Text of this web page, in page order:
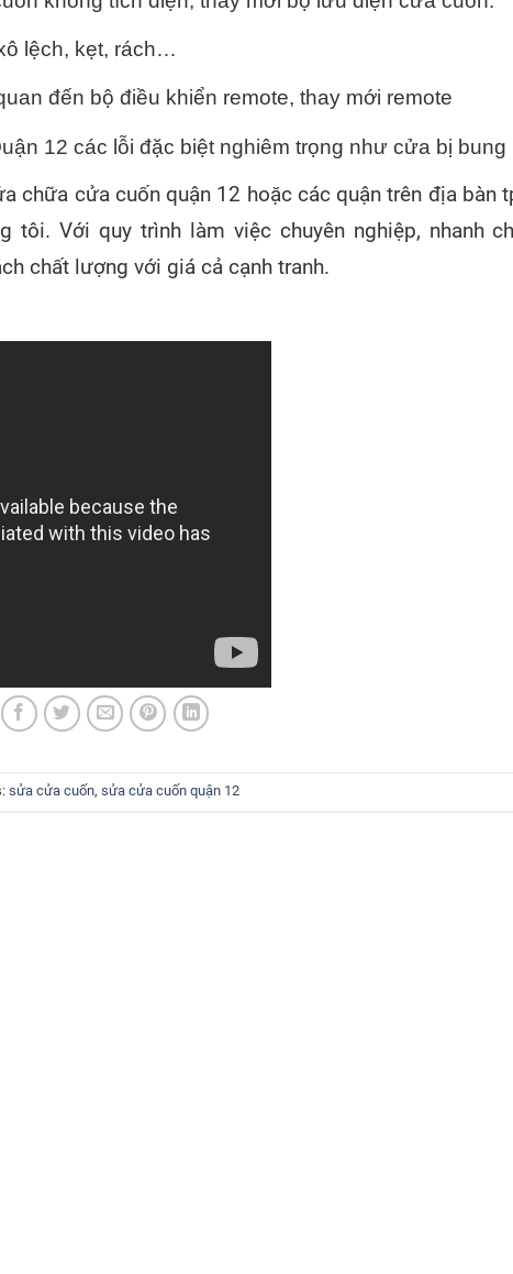
lệch, kẹt, rách…
đến bộ điều khiển remote, thay mới remote
12 các lỗi đặc biệt nghiêm trọng như cửa bị
chữa cửa cuốn quận 12 hoặc các quận trên địa bàn
tôi. Với quy trình làm việc chuyên nghiệp, nhanh
chất lượng với giá cả cạnh tranh.
sửa cửa cuốn, sửa cửa cuốn quận 12